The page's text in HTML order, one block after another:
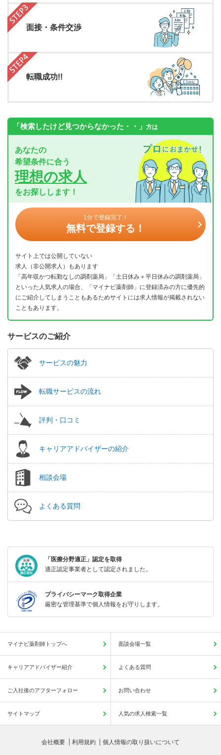
面接・条件交渉
転職成功!!
「検索したけど見つからなかった・・」 方は
あなたの
希望条件に合う
理想の求人
をお探しします！
1分で登録完了！
無料で登録する！
サイト上では公開していない
求人（非公開求人）もあります
「高年収かつ転勤なしの調剤薬局」「土日休み＋平日休みの調剤薬局」
といった人気求人の場合、「マイナビ薬剤師」に登録済みの方に優先的
にご紹介してしまうこともあるためサイトには求人情報が掲載されない
こともあります。
サービスのご紹介
サービスの魅力
転職サービスの流れ
評判・口コミ
キャリアアドバイザーの紹介
相談会場
よくある質問
「医療分野適正」認定を取得
適正認定事業者として認定されました。
プライバシーマーク取得企業
厳密な管理基準で個人情報をお守りします。
マイナビ薬剤師トップへ 面談会場一覧
キャリアアドバイザー紹介 よくある質問
ご入社後のアフターフォロー お問い合わせ
サイトマップ 人気の求人検索一覧
会社概要 利用規約 個人情報の取り扱いについて